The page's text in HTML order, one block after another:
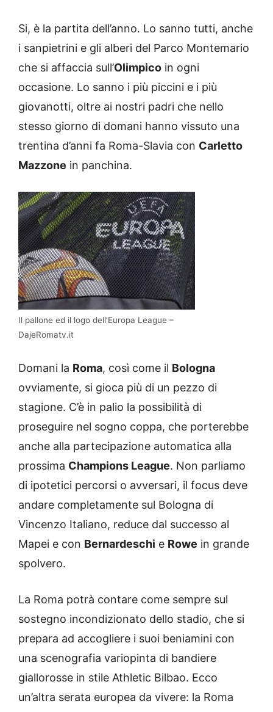
Si, è la partita dell’anno. Lo sanno tutti, anche
i sanpietrini e gli alberi del Parco Montemario
che si affaccia sull’Olimpico in ogni
occasione. Lo sanno i più piccini e i più
giovanotti, oltre ai nostri padri che nello
stesso giorno di domani hanno vissuto una
trentina d’anni fa Roma-Slavia con Carletto
Mazzone in panchina.
Il pallone ed il logo dell’Europa League –
DajeRomatv.it
Domani la Roma, così come il Bologna
ovviamente, si gioca più di un pezzo di
stagione. C’è in palio la possibilità di
proseguire nel sogno coppa, che porterebbe
anche alla partecipazione automatica alla
prossima Champions League. Non parliamo
di ipotetici percorsi o avversari, il focus deve
andare completamente sul Bologna di
Vincenzo Italiano, reduce dal successo al
Mapei e con Bernardeschi e Rowe in grande
spolvero.
La Roma potrà contare come sempre sul
sostegno incondizionato dello stadio, che si
prepara ad accogliere i suoi beniamini con
una scenografia variopinta di bandiere
giallorosse in stile Athletic Bilbao. Ecco
un’altra serata europea da vivere: la Roma